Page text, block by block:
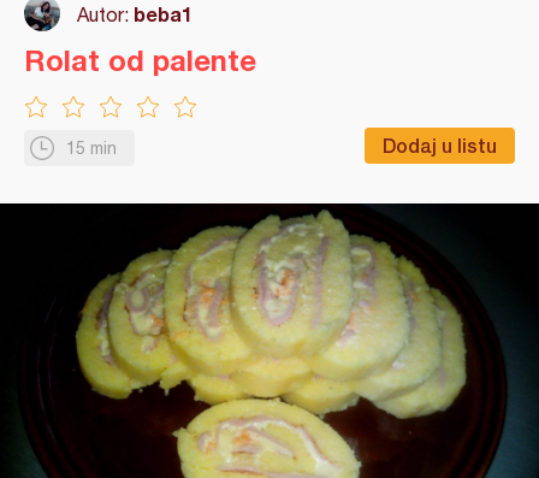
Autor: beba1
15 min Dodaj u listu
Rolat od palente